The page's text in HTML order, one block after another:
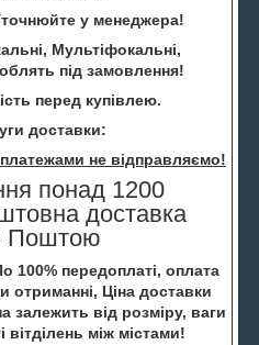
у менеджера!
Мультіфокальні,
під замовлення!
перед купівлею.
доставки:
не відправляємо!
понад 1200
доставка
Поштою
передоплаті, оплата
отриманні, Ціна доставки
залежить від розміру, ваги
вітділень між містами!